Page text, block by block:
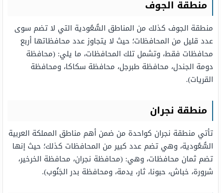
منطقة الجوف
منطقة الجوف كذلك من المناطق السُّعُودية التي لا تضم سوى
عدد قليل من المحافظات؛ حيث لا يتجاوز عدد محافظاتها أربع
محافظات فقط، وتشمل تلك المحافظات، ما يلي: (محافظة
دومة الجندل، محافظة طبرجل، محافظة سكاكا، ومحافظة
القريات).
منطقة نجران
تأتي منطقة نجران كواحدة من ضمن أهم مناطق المملكة العربية
السُّعُودية، وهي تضم عدد كبير من المحافظات كذلك؛ حيث إنها
تضم ثمان محافظات، وهي: (محافظة نجران، محافظة الخرخير،
شرورة، خباش، حبونا، ثار، يدمة، ومحافظة بدر الجَنُوب).